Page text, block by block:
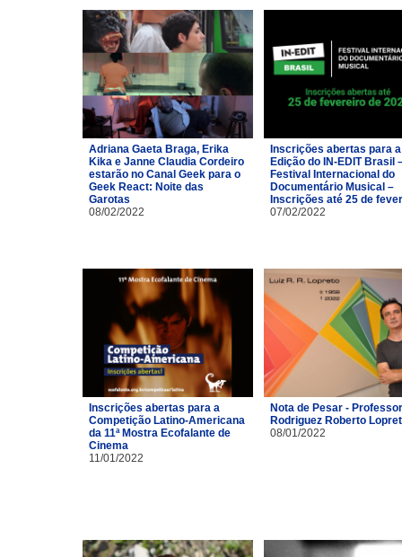
Adriana Gaeta Braga, Erika
Kika e Janne Claudia Cordeiro
estarão no Canal Geek para o
Geek React: Noite das
Garotas
08/02/2022
Inscrições abertas para a
Edição do IN-EDIT Brasil
Festival Internacional do
Documentário Musical –
Inscrições até 25 de
07/02/2022
Inscrições abertas para a
Competição Latino-Americana
da 11ª Mostra Ecofalante de
Cinema
11/01/2022
Nota de Pesar -
Rodriguez Roberto
08/01/2022